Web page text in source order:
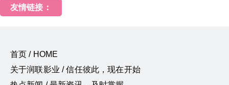
友情链接：
首页 / HOME
关于润联影业 / 信任彼此，现在开始